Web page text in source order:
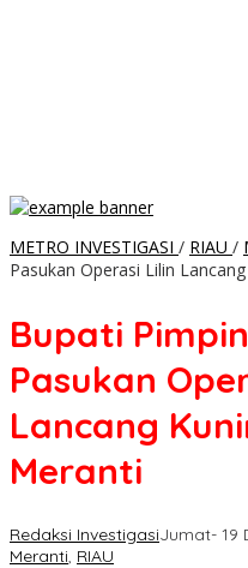
METRO INVESTIGASI / RIAU /
Pasukan Operasi Lilin
Bupati
Pasukan
Lancang
Meranti
Redaksi InvestigasiJumat- 19
Meranti, RIAU